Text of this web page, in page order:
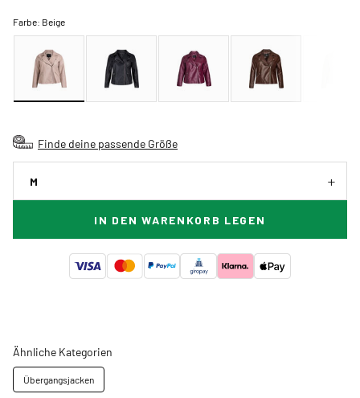
Farbe: Beige
Finde deine passende Größe
M
IN DEN WARENKORB LEGEN
Ähnliche Kategorien
Übergangsjacken